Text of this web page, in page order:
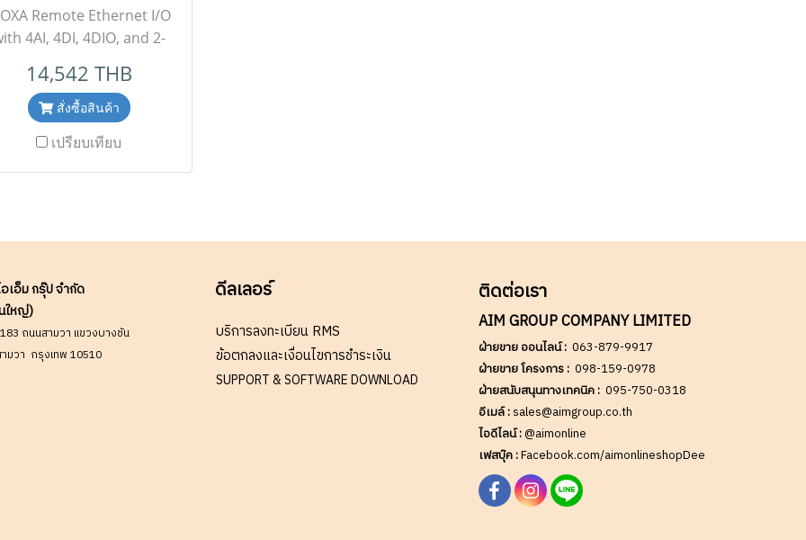
Remote Ethernet I/O
4AI, 4DI, 4DIO, and 2-
E1242 ขอราคาพิเศษสำหรับ
งานโครงการติดต่อฝ่ายขาย
ID : @aimonline ฝ่ายขาย
ร: 063-879-9917 ( สินค้ายัง
วมภาษีมูลค่าเพิ่ม, ค่าขนส่ง
ยน โดยไม่แจ้งให้ทราบล่วง
14,542 THB
สั่งซื้อสินค้า
เปรียบเทียบ
เอ็ม กรุ๊ป จำกัด
ใหญ่)
ถนนสามวา แขวงบางชัน
มวา กรุงเทพ 10510
ดีลเลอร์
บริการลงทะเบียน RMS
ข้อตกลงและเงื่อนไขการชำระเงิน
SUPPORT & SOFTWARE DOWNLOAD
ติดต่อเรา
AIM GROUP COMPANY LIMITED
ฝ่ายขาย ออนไลน์ : 063-879-9917
ฝ่ายขาย โครงการ :098-159-0978
ฝ่ายสนับสนุนทางเทคนิค : 095-750-0318
อีเมล์ :sales@aimgroup.co.th
ไอดีไลน์ :@aimonline
เฟสบุ๊ค :Facebook.com/aimonlineshopDee